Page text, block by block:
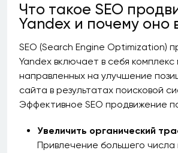
Что такое SEO
Yandex и почему оно
SEO (Search Engine Optimization)
Yandex включает в себя
направленных на улучшение
сайта в результатах поисковой
Эффективное SEO продвижение
Увеличить органический
Привлечение большего